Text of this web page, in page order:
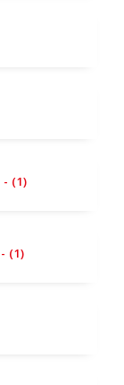
- (1)
- (1)